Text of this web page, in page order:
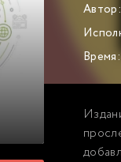
Автор:
Время: